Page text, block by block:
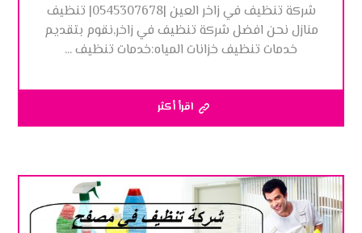
شركة تنظيف في زاخر العين |0545307678| تنظيف
منازل نحن افضل شركة تنظيف في زاخر,نقوم بتقديم
خدمات تنظيف خزانات المياه:خدمات تنظيف ...
اقرأ أكثر